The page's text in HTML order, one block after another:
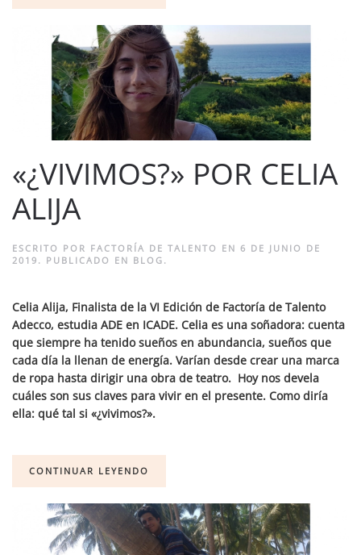
«¿VIVIMOS?» POR CELIA
ALIJA
ESCRITO POR FACTORÍA DE TALENTO EN 6 DE JUNIO DE
2019 . PUBLICADO EN BLOG .
Celia Alija, Finalista de la VI Edición de Factoría de Talento
Adecco, estudia ADE en ICADE. Celia es una soñadora: cuenta
que siempre ha tenido sueños en abundancia, sueños que
cada día la llenan de energía. Varían desde crear una marca
de ropa hasta dirigir una obra de teatro. Hoy nos devela
cuáles son sus claves para vivir en el presente. Como diría
ella: qué tal si «¿vivimos?».
CONTINUAR LEYENDO